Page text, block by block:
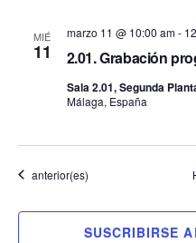
MIÉ
11 2.01. Grabación
marzo 11 @ 10:00 am-
Sala 2.01, Segunda
Málaga, España
Eventos
anterior(es)
SUSCRIBIRSE